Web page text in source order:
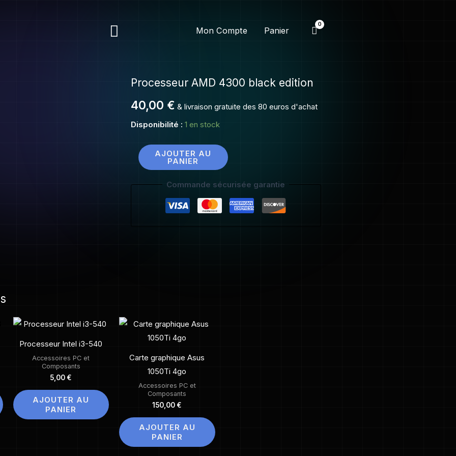
Rechercher Mon Compte Panier
Processeur AMD 4300 black edition
40,00 € & livraison gratuite des 80 euros d'achat
Disponibilité : 1 en stock
quantité
Processeur
AMD
black
edition
AJOUTER AU
PANIER
Commande sécurisée garantie
Processeur Intel i3-540
Accessoires PC et
Composants
5,00 €
AJOUTER AU
PANIER
Carte graphique Asus
1050Ti 4go
Accessoires PC et
Composants
150,00 €
AJOUTER AU
PANIER
black